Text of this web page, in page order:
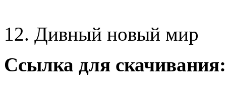
12. Дивный новый мир
Ссылка для скачивания: